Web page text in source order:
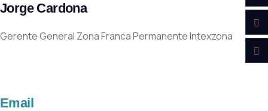
Jorge Cardona
Gerente General Zona Franca Permanente Intexzona
Email